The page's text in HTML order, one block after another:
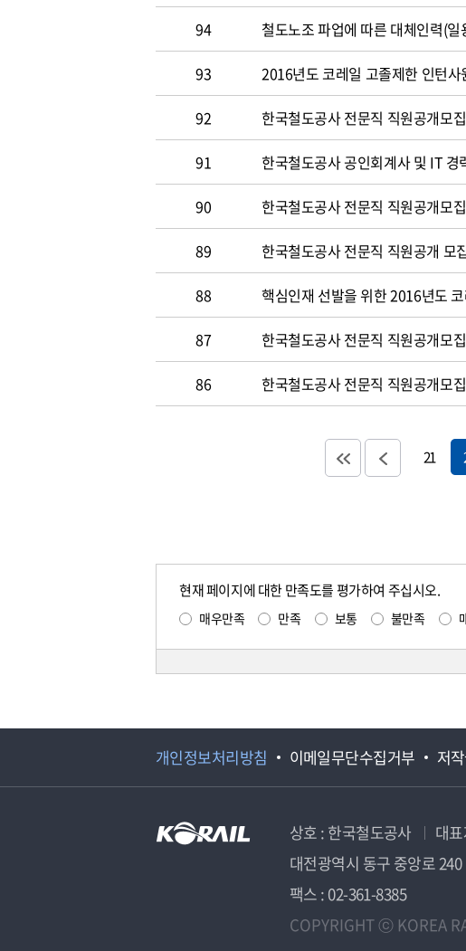
94
철도노조 파업에 따른 대체인력(
93 2016년도 코레일 고졸제한 인턴사
92 한국철도공사 전문직 직원공개모
91 한국철도공사 공인회계사 및 IT
90 한국철도공사 전문직 직원공개모
89 한국철도공사 전문직 직원공개 모
88 핵심인재 선발을 위한 2016년도
87 한국철도공사 전문직 직원공개모
86 한국철도공사 전문직 직원공개모
21
현재 페이지에 대한 만족도를 평가하여 주십시오.
매우만족 만족 보통 불만족
개인정보처리방침 이메일무단수집거부 저
상호 : 한국철도공사 대
대전광역시 동구 중앙로 240
팩스 : 02-361-8385
COPYRIGHT ⓒ KOREA